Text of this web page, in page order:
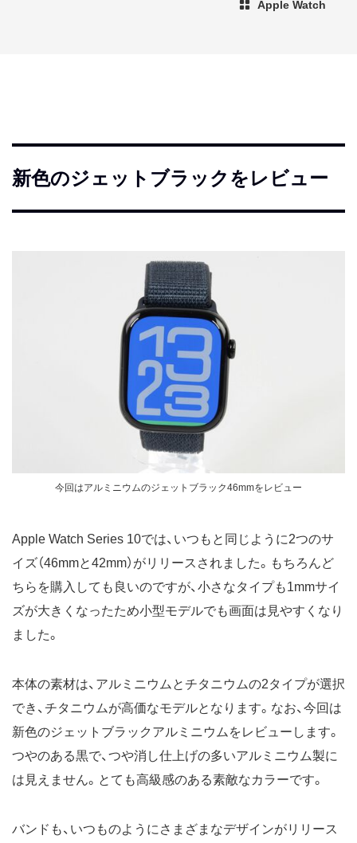
Apple Watch
新色のジェットブラックをレビュー
今回はアルミニウムのジェットブラック46mmをレビュー
Apple Watch Series 10では、いつもと同じように2つのサ
イズ（46mmと42mm）がリリースされました。もちろんど
ちらを購入しても良いのですが、小さなタイプも1mmサイ
ズが大きくなったため小型モデルでも画面は見やすくなり
ました。
本体の素材は、アルミニウムとチタニウムの2タイプが選択
でき、チタニウムが高価なモデルとなります。なお、今回は
新色のジェットブラックアルミニウムをレビューします。
つやのある黒で、つや消し仕上げの多いアルミニウム製に
は見えません。とても高級感のある素敵なカラーです。
バンドも、いつものようにさまざまなデザインがリリース